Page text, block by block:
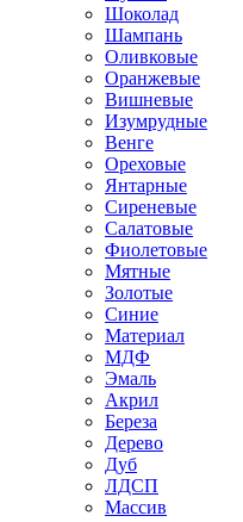
Шоколад
Шампань
Оливковые
Оранжевые
Вишневые
Изумрудные
Венге
Ореховые
Янтарные
Сиреневые
Салатовые
Фиолетовые
Мятные
Золотые
Синие
Материал
МДФ
Эмаль
Акрил
Береза
Дерево
Дуб
ЛДСП
Массив